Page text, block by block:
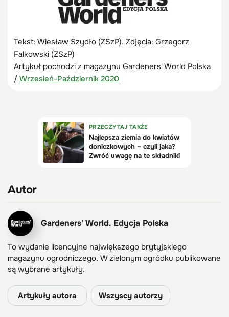
Tekst: Wiesław Szydło (ZSzP). Zdjęcia: Grzegorz
Falkowski (ZSzP)
Artykuł pochodzi z magazynu Gardeners' World Polska
/ Wrzesień-Październik 2020
Autor
Gardeners' World. Edycja Polska
To wydanie licencyjne największego brytyjskiego
magazynu ogrodniczego. W zielonym ogródku publikowane
są wybrane artykuły.
Artykuły autora Wszyscy autorzy